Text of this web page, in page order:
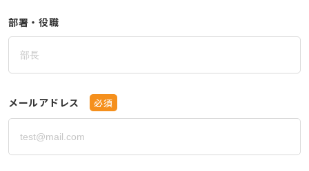
部署・役職
メールアドレス 必須